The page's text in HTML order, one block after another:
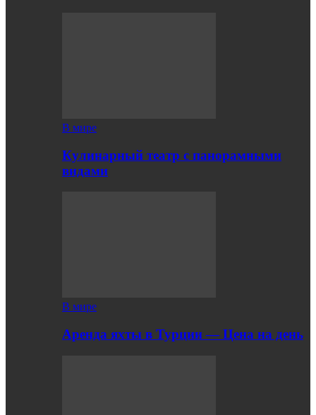
В мире
Кулинарный театр с панорамными
видами
В мире
Аренда яхты в Турции — Цена на день